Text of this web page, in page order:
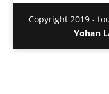
Copyright 2019 -
Yohan